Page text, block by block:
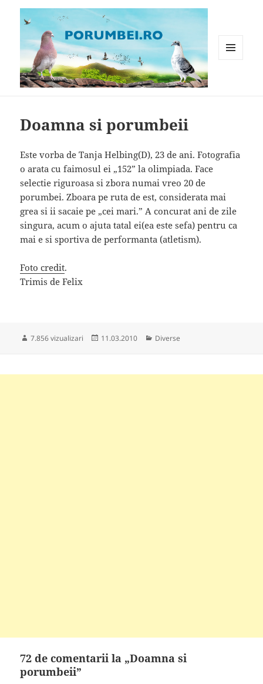
Doamna si porumbeii
Este vorba de Tanja Helbing(D), 23 de ani. Fotografia
o arata cu faimosul ei „152” la olimpiada. Face
selectie riguroasa si zbora numai vreo 20 de
porumbei. Zboara pe ruta de est, considerata mai
grea si ii sacaie pe „cei mari.” A concurat ani de zile
singura, acum o ajuta tatal ei(ea este sefa) pentru ca
mai e si sportiva de performanta (atletism).
Foto credit.
Trimis de Felix
7.856 vizualizari
Publicat
11.03.2010 Categorii
Diverse
72 de comentarii la „Doamna si
porumbeii”